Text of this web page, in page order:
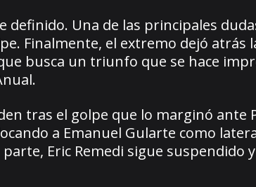
Una de las principales
Finalmente, el extremo dejó atrás
busca un triunfo que se hace
tras el golpe que lo marginó ante
a Emanuel Gularte como
Eric Remedi sigue suspendido